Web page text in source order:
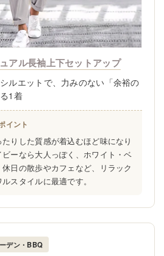
アル長袖上下セットアップ
ルエットで、力みのない「余裕の
1着
イント
りした質感が着込むほど味になり
ーなら大人っぽく、ホワイト・ベ
日の散歩やカフェなど、リラック
スタイルに最適です。
デン・BBQ